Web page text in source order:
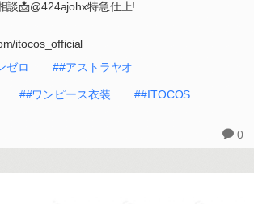
談📩@424ajohx特急仕上!
itocos_official
ゼロ
##アストラヤオ
##ワンピース衣装 ##ITOCOS
0